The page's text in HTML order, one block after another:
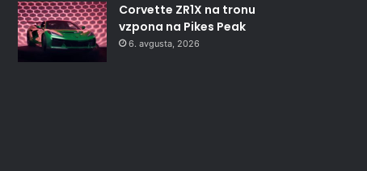
Corvette ZR1X na tronu
vzpona na Pikes Peak
6. avgusta, 2026